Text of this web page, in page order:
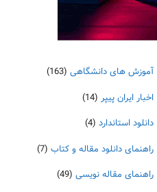
آموزش های دانشگاهی (163)
اخبار ایران پیپر (14)
دانلود استاندارد (4)
راهنمای دانلود مقاله و کتاب (7)
راهنمای مقاله نویسی (49)